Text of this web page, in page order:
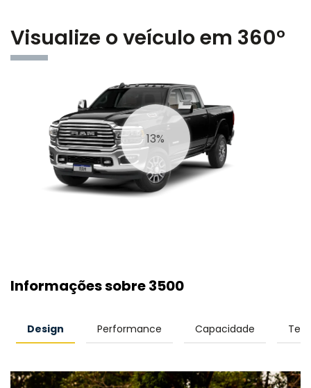
Visualize o veículo em 360°
17%
Informações sobre 3500
Design Performance Capacidade